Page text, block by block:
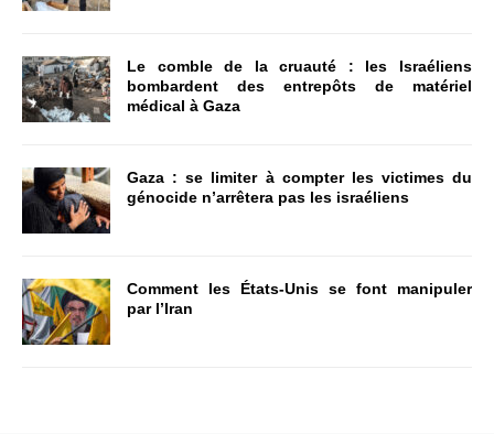
Le comble de la cruauté : les Israéliens
bombardent des entrepôts de matériel
médical à Gaza
Gaza : se limiter à compter les victimes du
génocide n’arrêtera pas les israéliens
Comment les États-Unis se font manipuler
par l’Iran